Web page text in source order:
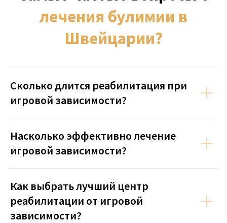
Сколько длится реабилитация при
игровой зависимости?
Насколько эффективно лечение
игровой зависимости?
Как выбрать лучший центр
реабилитации от игровой
зависимости?